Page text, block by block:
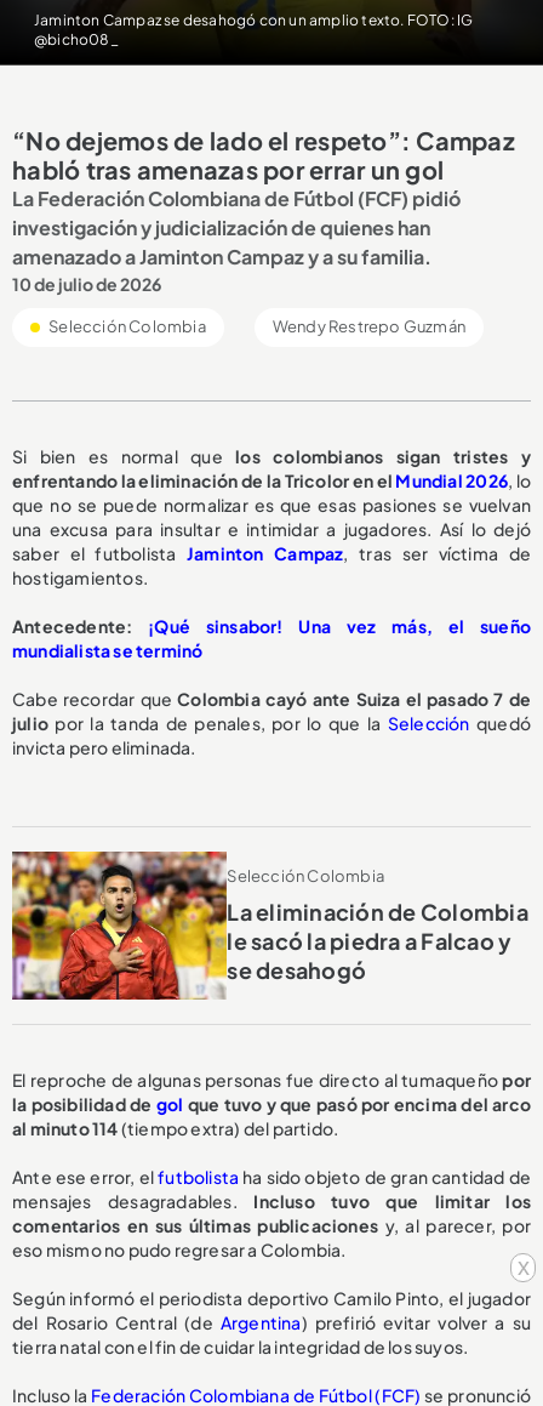
x
Jaminton Campaz se desahogó con un amplio texto. FOTO: IG
@bicho08_
“No dejemos de lado el respeto”: Campaz
habló tras amenazas por errar un gol
La Federación Colombiana de Fútbol (FCF) pidió
investigación y judicialización de quienes han
amenazado a Jaminton Campaz y a su familia.
10 de julio de 2026
Selección Colombia Wendy Restrepo Guzmán
Si bien es normal que los colombianos sigan tristes y
enfrentando la eliminación de la Tricolor en el Mundial 2026, lo
que no se puede normalizar es que esas pasiones se vuelvan
una excusa para insultar e intimidar a jugadores. Así lo dejó
saber el futbolista
Jaminton Campaz , tras ser víctima de
hostigamientos.
Antecedente: ¡Qué sinsabor! Una vez más, el sueño
mundialista se terminó
Cabe recordar que Colombia cayó ante Suiza el pasado 7 de
julio por la tanda de penales, por lo que la Selección quedó
invicta pero eliminada.
Selección Colombia
La eliminación de Colombia
le sacó la piedra a Falcao y
se desahogó
El reproche de algunas personas fue directo al tumaqueñopor
la posibilidad de gol que tuvo y que pasó por encima del arco
al minuto 114(tiempo extra) del partido.
Ante ese error, elfutbolista ha sido objeto de gran cantidad de
mensajes desagradables. Incluso tuvo que limitar los
comentarios en sus últimas publicaciones y, al parecer, por
eso mismo no pudo regresar a Colombia.
Según informó el periodista deportivo Camilo Pinto, el jugador
del Rosario Central (de Argentina) prefirió evitar volver a su
tierra natal con el fin de cuidar la integridad de los suyos.
Incluso la Federación Colombiana de Fútbol (FCF) se pronunció